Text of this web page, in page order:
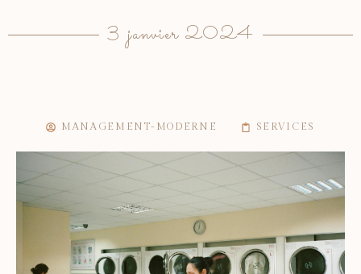
3 janvier 2024
MANAGEMENT-MODERNE SERVICES